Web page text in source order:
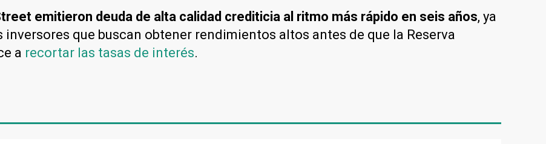
emitieron deuda de alta calidad crediticia al ritmo más rápido en seis años, ya
que buscan obtener rendimientos altos antes de que la Reserva
a recortar las tasas de interés.